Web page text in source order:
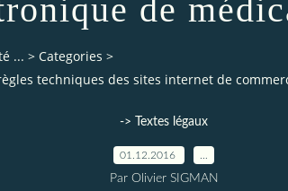
de
... > Categories >
techniques des sites internet de
-> Textes légaux
01.12.2016
Par Olivier SIGMAN